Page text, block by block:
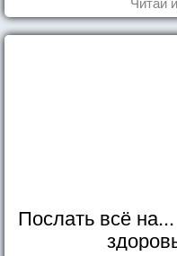
Послать всё